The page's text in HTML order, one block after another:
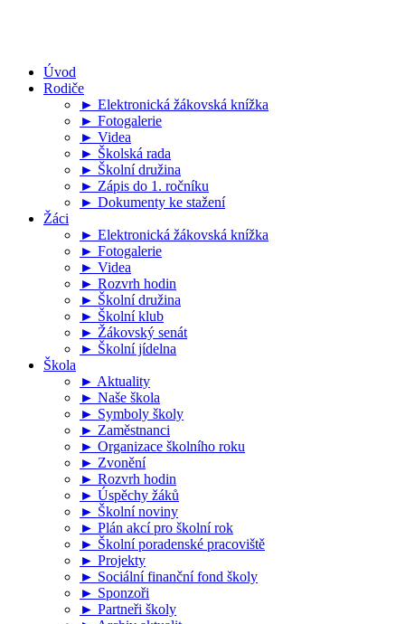
Úvod
Rodiče
► Elektronická žákovská knížka
► Fotogalerie
► Videa
► Školská rada
► Školní družina
► Zápis do 1. ročníku
► Dokumenty ke stažení
Žáci
► Elektronická žákovská knížka
► Fotogalerie
► Videa
► Rozvrh hodin
► Školní družina
► Školní klub
► Žákovský senát
► Školní jídelna
Škola
► Aktuality
► Naše škola
► Symboly školy
► Zaměstnanci
► Organizace školního roku
► Zvonění
► Rozvrh hodin
► Úspěchy žáků
► Školní noviny
► Plán akcí pro školní rok
► Školní poradenské pracoviště
► Projekty
► Sociální finanční fond školy
► Sponzoři
► Partneři školy